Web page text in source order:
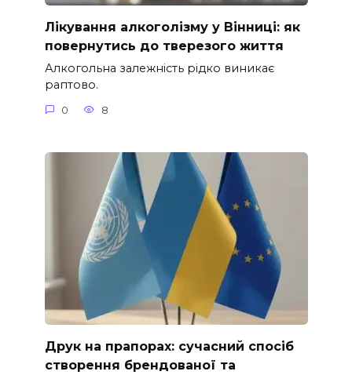
Лікування алкоголізму у Вінниці: як
повернутись до тверезого життя
Алкогольна залежність рідко виникає
раптово.
0 8
Друк на прапорах: сучасний спосіб
створення брендованої та